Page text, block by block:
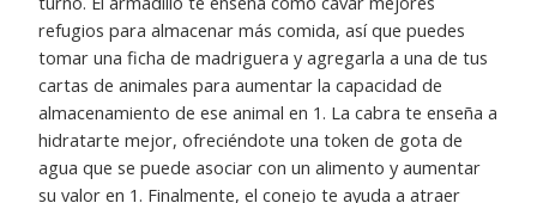
refugios para almacenar más comida, así que puedes
tomar una ficha de madriguera y agregarla a una de tus
cartas de animales para aumentar la capacidad de
almacenamiento de ese animal en 1. La cabra te enseña a
hidratarte mejor, ofreciéndote una token de gota de
agua que se puede asociar con un alimento y aumentar
su valor en 1. Finalmente, el conejo te ayuda a atraer